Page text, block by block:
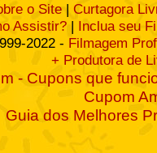
o Site | Curtagora
Assistir? | Inclua seu
2022 - Filmagem
+ Produtora de
- Cupons que
Cupom
Guia dos Melhores